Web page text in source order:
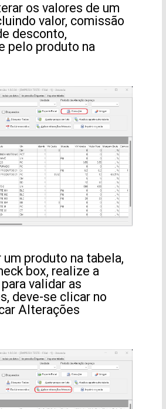
os valores de um
valor, comissão
desconto,
pelo produto na
um produto na tabela,
box, realize a
validar as
deve-se clicar no
Alterações